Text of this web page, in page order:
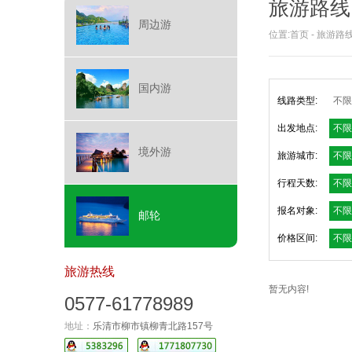
周边游
国内游
境外游
邮轮
旅游热线
0577-61778989
地址： 乐清市柳市镇柳青北路157号
旅游路线
位置:首页 - 旅游路
线路类型: 不限
出发地点: 不限
旅游城市: 不限
行程天数: 不限
报名对象: 不限
价格区间: 不限
暂无内容!